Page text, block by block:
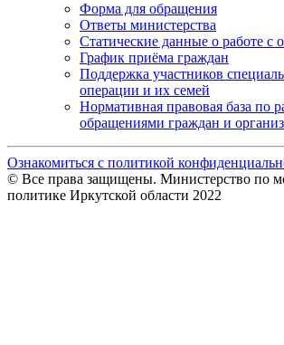
Форма для обращения
Ответы министерства
Статические данные о работе с
График приёма граждан
Поддержка участников
операции и их семей
Нормативная правовая база по
обращениями граждан и
Ознакомиться с политикой
© Все права защищены. Министерство по
политике Иркутской области 2022